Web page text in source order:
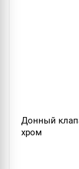
Донный
хром